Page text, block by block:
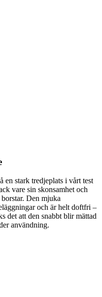
en stark tredjeplats i vårt test
vare sin skonsamhet och
Den mjuka
och är helt doftfri –
det att den snabbt blir mättad
användning.